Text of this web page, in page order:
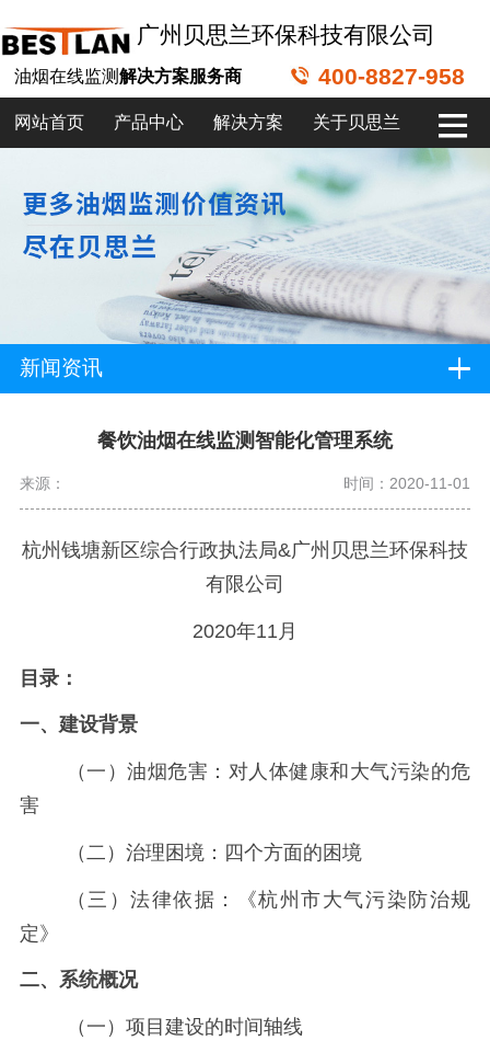
广州贝思兰环保科技有限公司
油烟在线监测解决方案服务商 400-8827-958
网站首页 产品中心 解决方案 关于贝思兰
新闻资讯
餐饮油烟在线监测智能化管理系统
来源： 时间：2020-11-01
杭州钱塘新区综合行政执法局&广州贝思兰环保科技
有限公司
2020年11月
目录：
一、建设背景
（一）油烟危害：对人体健康和大气污染的危
害
（二）治理困境：四个方面的困境
（三）法律依据：《杭州市大气污染防治规
定》
二、系统概况
（一）项目建设的时间轴线